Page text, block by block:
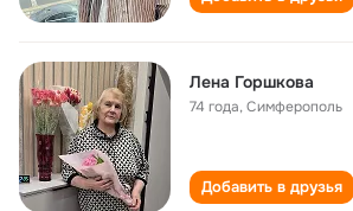
Лена Горшкова
74 года,Симферополь
Добавить в друзья